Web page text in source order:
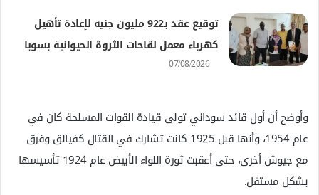
توقيع عقد بـ922 مليون جنيه لإعادة تأهيل
كهرباء معمل لقاحات الثروة الحيوانية بسوبا
07/08/2026
وأوضح أن أول قائد سوداني تولى قيادة القوات المسلحة كان في
عام 1954، وأنها قبل 1925 كانت تشارك في القتال كفيالق وفرق
مع جيوش أخرى، حتى أعقبت ثورة اللواء الأبيض عام 1924 تأسيسها
بشكل مستقل.